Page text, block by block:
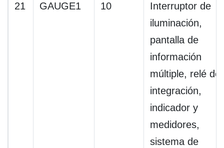
21 GAUGE1 10
Interruptor de
iluminación,
pantalla de
información
múltiple, relé de
integración,
indicador y
medidores,
sistema de